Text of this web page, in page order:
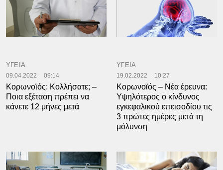
ΥΓΕΙΑ
09.04.2022 09:14
Κορωνοϊός: Κολλήσατε; –
Ποια εξέταση πρέπει να
κάνετε 12 μήνες μετά
ΥΓΕΙΑ
19.02.2022 10:27
Κορωνοϊός – Νέα έρευνα:
Υψηλότερος ο κίνδυνος
εγκεφαλικού επεισοδίου τις
3 πρώτες ημέρες μετά τη
μόλυνση